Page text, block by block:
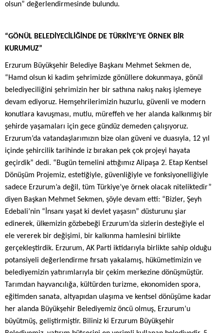
olsun” değerlendirmesinde bulundu.
“GÖNÜL BELEDİYECİLİĞİNDE DE TÜRKİYE’YE ÖRNEK BİR
KURUMUZ”
Erzurum Büyükşehir Belediye Başkanı Mehmet Sekmen de,
“Hamd olsun ki kadim şehrimizde gönüllere dokunmaya, gönül
belediyeciliğini şehrimizin her bir sathına nakış nakış işlemeye
devam ediyoruz. Hemşehrilerimizin huzurlu, güvenli ve modern
konutlara kavuşması, mutlu, müreffeh ve her alanda kalkınmış bir
şehirde yaşamaları için gece gündüz demeden çalışıyoruz.
Erzurum’da vatandaşlarımızın bize olan güveni ve duasıyla, 12 yıl
içinde şehircilik tarihinde iz bırakan pek çok projeyi hayata
geçirdik” dedi. “Bugün temelini attığımız Alipaşa 2. Etap Kentsel
Dönüşüm Projemiz, estetiğiyle, güvenliğiyle ve fonksiyonelliğiyle
sadece Erzurum’a değil, tüm Türkiye’ye örnek olacak niteliktedir”
diyen Başkan Mehmet Sekmen, şöyle devam etti: “Bizler, Şeyh
Edebali’nin “İnsanı yaşat ki devlet yaşasın” düsturunu şiar
edinerek, ülkemizin gözbebeği Erzurum’da sizlerin desteğiyle el
ele vererek bir değişimi, bir kalkınma hamlesini birlikte
gerçekleştirdik. Erzurum, AK Parti iktidarıyla birlikte sahip olduğu
potansiyeli değerlendirme fırsatı yakalamış, hükümetimizin ve
belediyemizin yatırımlarıyla bir çekim merkezine dönüşmüştür.
Tarımdan hayvancılığa, kültürden turizme, ekonomiden spora,
eğitimden sanata, altyapıdan ulaşıma ve kentsel dönüşüme kadar
her alanda Büyükşehir Belediyemiz öncü olmuş, Erzurum’u
büyütmüş, geliştirmiştir. Biliniz ki Erzurum Büyükşehir